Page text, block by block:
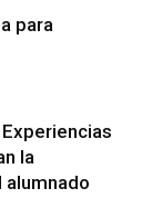
para
la
alumnado